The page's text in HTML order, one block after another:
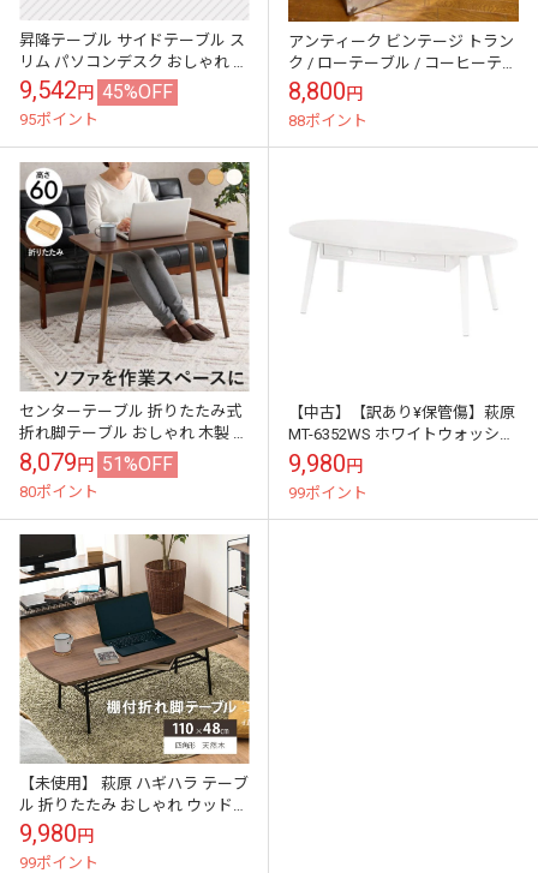
昇降テーブル サイドテーブル ス
リム パソコンデスク おしゃれ 高
さ調整
9,542円 45%OFF
95ポイント
アンティーク ビンテージ トラン
ク / ローテーブル / コーヒーテー
ブル 【中古】
8,800円
88ポイント
センターテーブル 折りたたみ式
折れ脚テーブル おしゃれ 木製 北
欧 長方形 80cm 作業テーブル
8,079円 51%OFF
80ポイント
【中古】【訳あり¥保管傷】萩原
MT-6352WS ホワイトウォッシュ
[テーブル]※天板はきれいですが
裏面に傷つまみに...
9,980円
99ポイント
【未使用】 萩原 ハギハラ テーブ
ル 折りたたみ おしゃれ ウッド
四角 センターテーブル 棚 天然木
リビング 作業 ローテーブ...
9,980円
99ポイント